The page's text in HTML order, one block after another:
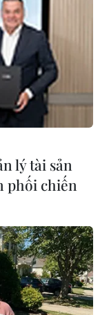
tháng
lịch sử
lý tài sản
phối chiến